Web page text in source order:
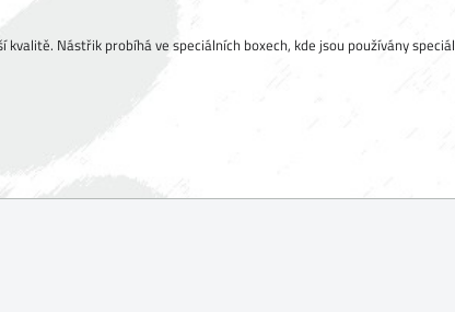
Nástřik probíhá ve speciálních boxech, kde jsou používány